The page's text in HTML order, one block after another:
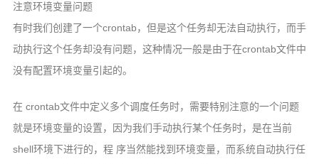
注意环境变量问题
有时我们创建了一个crontab，但是这个任务却无法自动执行，而手
动执行这个任务却没有问题，这种情况一般是由于在crontab文件中
没有配置环境变量引起的。
在 crontab文件中定义多个调度任务时，需要特别注意的一个问题
就是环境变量的设置，因为我们手动执行某个任务时，是在当前
shell环境下进行的，程 序当然能找到环境变量，而系统自动执行任